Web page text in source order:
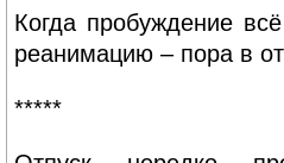
Когда пробуждение
реанимацию – пора в
*****